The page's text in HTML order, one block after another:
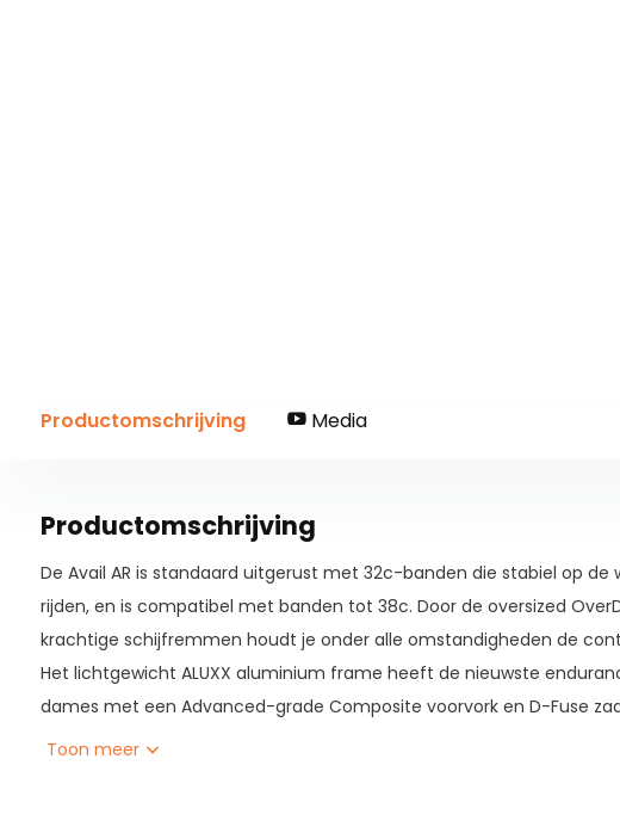
Productomschrijving Media
Productomschrijving
De Avail AR is standaard uitgerust met 32c-banden die stabiel op
rijden, en is compatibel met banden tot 38c. Door de oversized
krachtige schijfremmen houdt je onder alle omstandigheden de
Het lichtgewicht ALUXX aluminium frame heeft de nieuwste
dames met een Advanced-grade Composite voorvork en D-Fuse
verminderen.
Toon meer